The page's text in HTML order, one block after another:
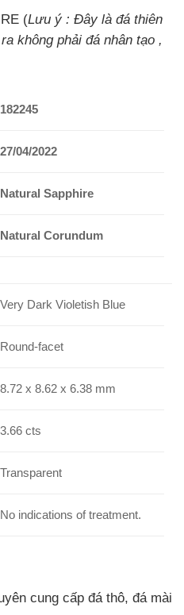
(Lưu ý : Đây là đá thiên
không phải đá nhân tạo ,
182245
27/04/2022
Natural Sapphire
Natural Corundum
Very Dark Violetish Blue
Round-facet
8.72 x 8.62 x 6.38 mm
3.66 cts
Transparent
No indications of treatment.
cung cấp đá thô, đá mài